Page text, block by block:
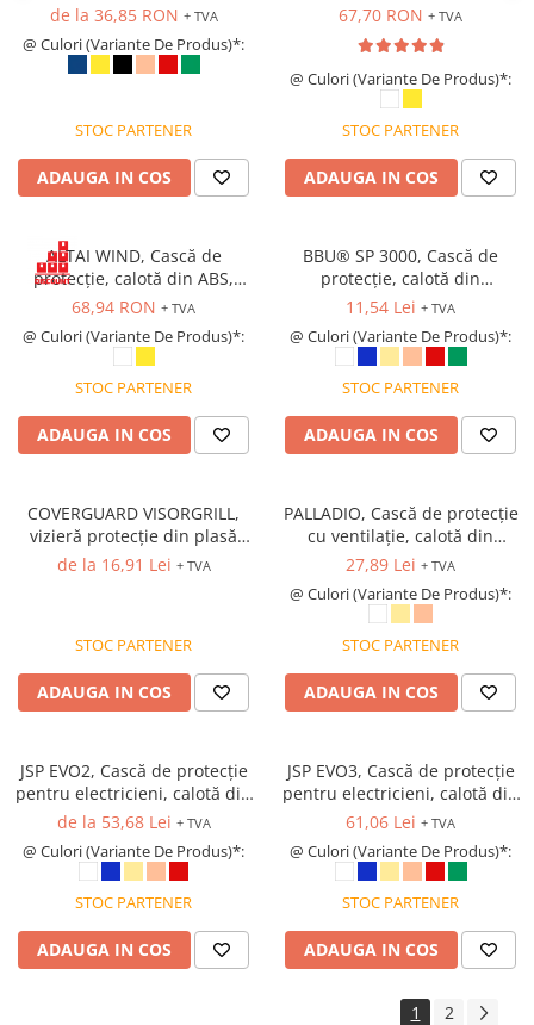
Saboți și papuci
Saboți de protecție OB
Saboți de protecție SB
Sandale
Sandale de lucru O1
Sandale de protecție SB
Sandale de protecție S1
Sandale de protecție S1P
Accesorii încălțăminte
PROTECȚIA MÂINILOR
Mănuși de protecție
Protecție tăiere
Protecție chimică si biologică
Protecție sudură
Protecție termică (frig)
Anti-vibrații
Protecție descărcări electrostatice
Protecție specială
Riscuri minime
Mânecuțe (Cotiere)
Accesorii
CĂȘTI DE PROTECȚIE
PROTECȚIA OCHILOR
carcasă flexibilă din ABS
de la 36,85 RON + TVA
@ Culori (Variante De Produs)*:
STOC PARTENER
ADAUGA IN COS
suspensie textilă cu prindere
clichet.
67,70 RON + TVA
@ Culori (Variante De Produs)*:
STOC PARTENER
ADAUGA IN COS
ALTAI WIND, Cască de
protecție, calotă din ABS,
suspensie textilă cu prindere
clichet, găuri de ventilație.
68,94 RON + TVA
@ Culori (Variante De Produs)*:
STOC PARTENER
ADAUGA IN COS
BBU® SP 3000, Cască de
protecție, calotă din
polietilenă de înaltă densitate
cu fixare în 8 puncte, reglare
cu clips, neasamblată
11,54 Lei + TVA
@ Culori (Variante De Produs)*:
STOC PARTENER
ADAUGA IN COS
COVERGUARD VISORGRILL,
vizieră protecție din plasă
metalică, impact S, L30×H19 /
de la 16,91 Lei + TVA
STOC PARTENER
ADAUGA IN COS
PALLADIO, Cască de protecție
cu ventilație, calotă din
polietilenă (HDPE), suspensie
cu clichet, 290 g
27,89 Lei + TVA
@ Culori (Variante De Produs)*:
STOC PARTENER
ADAUGA IN COS
JSP EVO2, Cască de protecție
pentru electricieni, calotă din
polietilenă HD, suspensie din
reglare cu clips (Slip Ratchet)
de la 53,68 Lei + TVA
@ Culori (Variante De Produs)*:
STOC PARTENER
ADAUGA IN COS
JSP EVO3, Cască de protecție
pentru electricieni, calotă din
polietilenă HD, suspensie
reglare cu clips (Slip Ratchet)
61,06 Lei + TVA
@ Culori (Variante De Produs)*:
STOC PARTENER
ADAUGA IN COS
1 2